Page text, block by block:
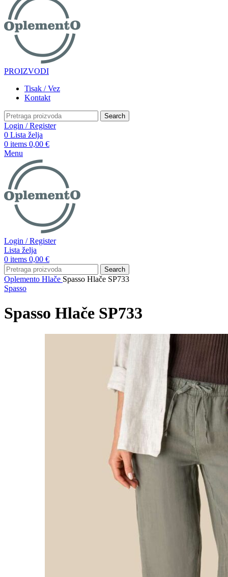
PROIZVODI
Tisak / Vez
Kontakt
Search
Login / Register
0 Lista želja
0 items 0,00 €
Menu
Login / Register
Lista želja
0 items 0,00 €
Search
Oplemento Hlače Spasso Hlače SP733
Spasso
Spasso Hlače SP733